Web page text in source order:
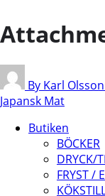
By Karl Olsson
Japansk Mat
Butiken
BÖCKER
DRYCK/
FRYST /